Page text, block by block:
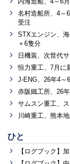
名村造船所、4～
受注
STXエンジン、
＋6隻分
日機装、次世代
恒力重工、7月に
J-ENG、26年4～
赤阪鐵工所、26
サムスン重工、
川崎重工、熊本
ひと
【ログブック】